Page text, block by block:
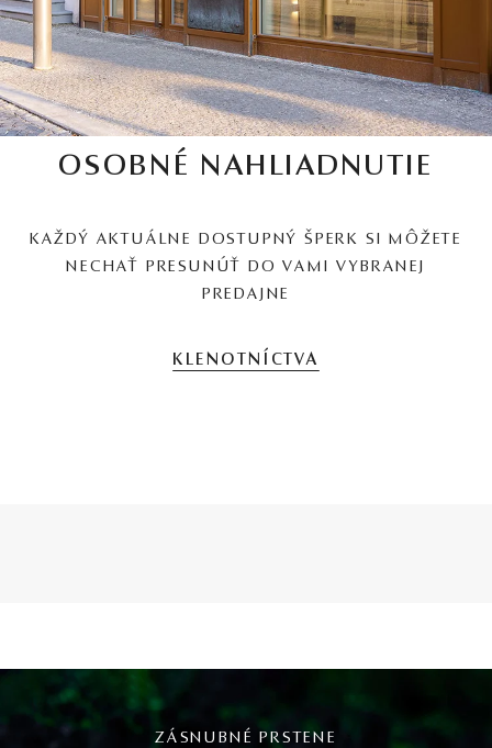
OSOBNÉ NAHLIADNUTIE
KAŽDÝ AKTUÁLNE DOSTUPNÝ ŠPERK SI MÔŽETE
NECHAŤ PRESUNÚŤ DO VAMI VYBRANEJ
PREDAJNE
KLENOTNÍCTVA
ZÁSNUBNÉ PRSTENE